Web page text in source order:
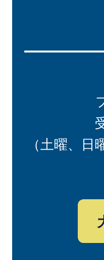
（土曜、